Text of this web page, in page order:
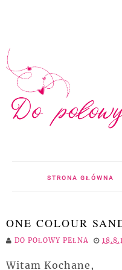
STRONA GŁÓWNA
ONE COLOUR
DO POŁOWY PEŁNA
Witam Kochane,